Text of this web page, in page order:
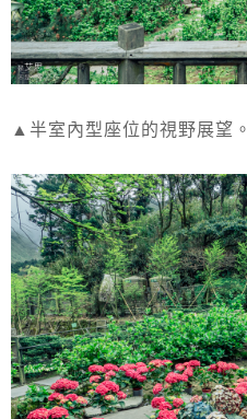
▲半室內型座位的視野展望。